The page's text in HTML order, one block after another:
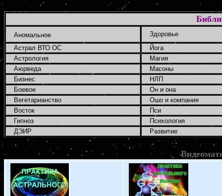
Аномальное
Здоровье
Астрал ВТО ОС
Йога
Астрология
Магия
Аюрведа
Масоны
Бизнес
НЛП
Боевое
Он и она
Вегетарианство
Ошо и компания
Восток
Пси
Гипноз
Психология
ДЭИР
Развитие